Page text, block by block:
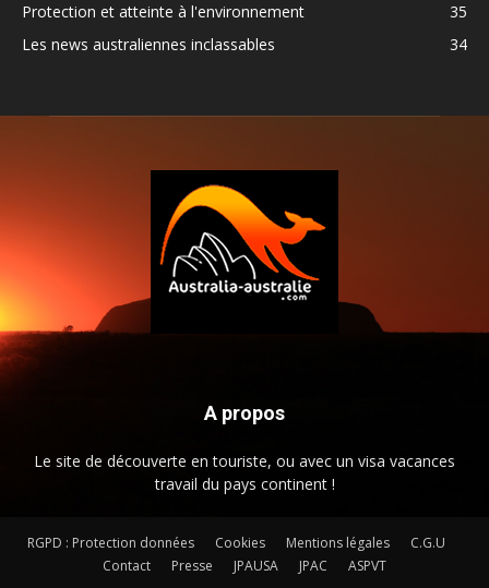
Protection et atteinte à l'environnement
35
Les news australiennes inclassables
34
A propos
Le site de découverte en touriste, ou avec un visa vacances
travail du pays continent !
RGPD : Protection données Cookies Mentions légales
C.G.U
Contact
Presse JPAUSA JPAC ASPVT